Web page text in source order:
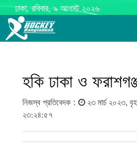
ঢাকা, রবিবার, ৯ আগস্ট ২০২৬
হকি ঢাকা ও
নিজস্ব প্রতিবেদক :
২৩ মার্চ ২০২৩,
২৩:২৪:৫৭